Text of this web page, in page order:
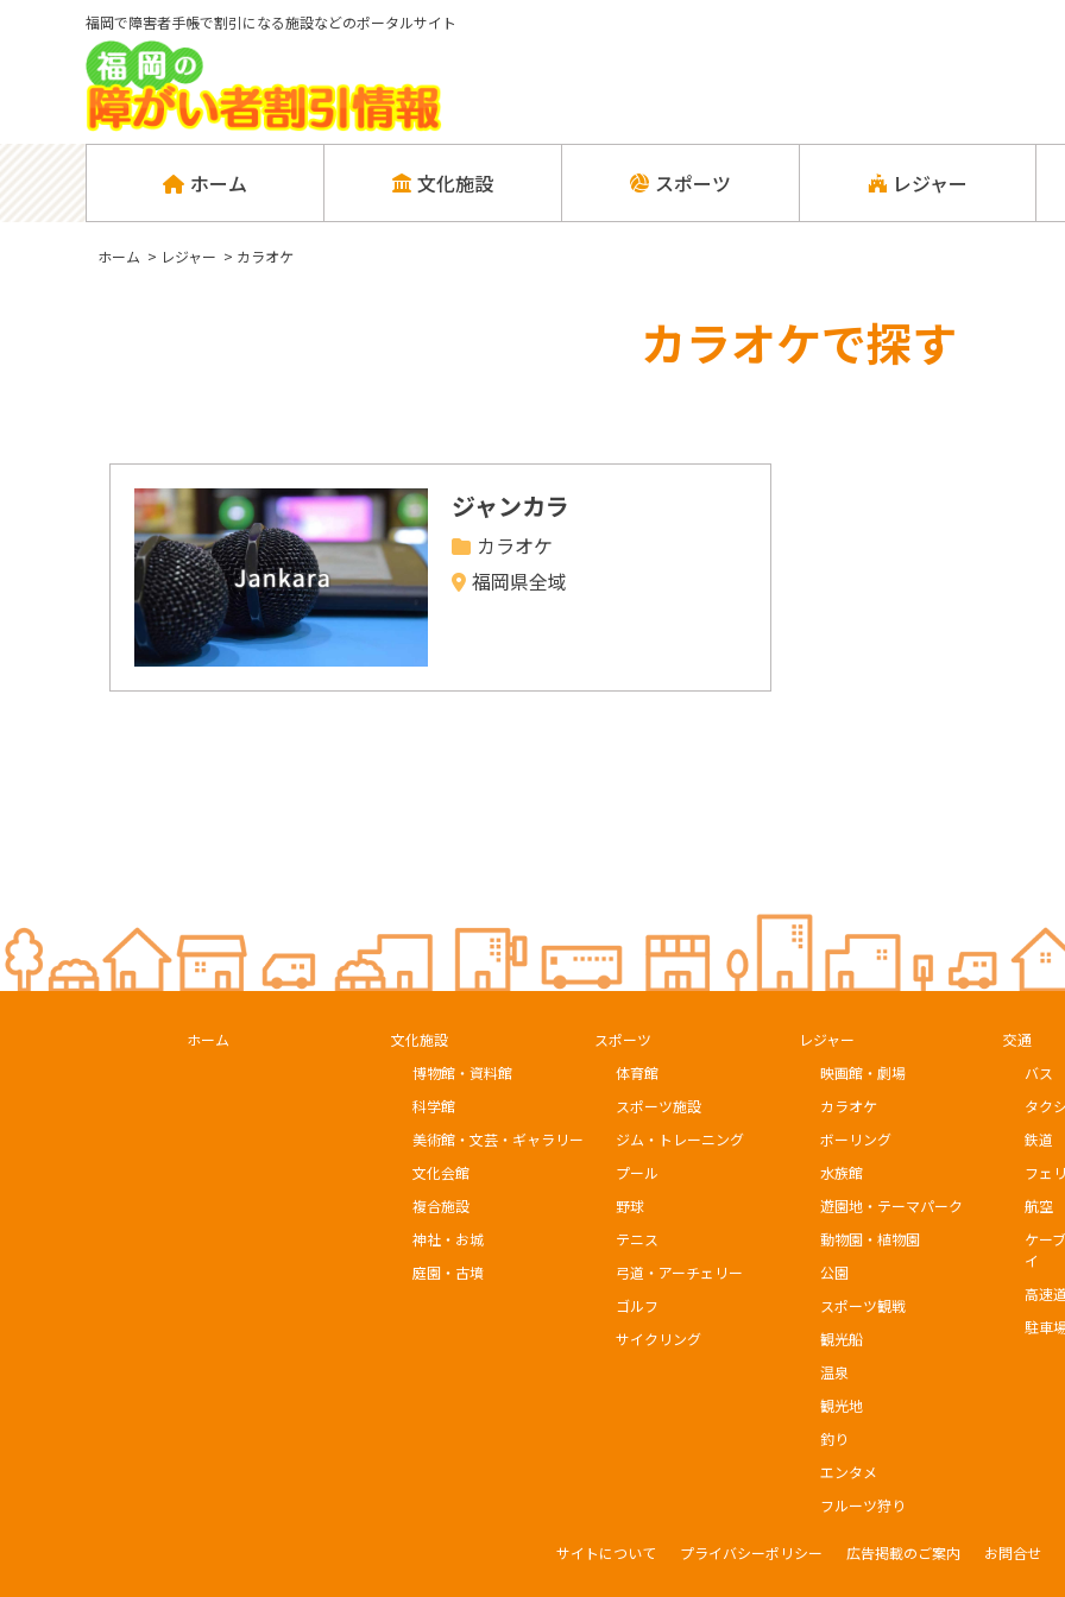
福岡で障害者手帳で割引になる施設などのポータルサイト
ホーム 文化施設 スポーツ レジャー
ホーム > レジャー > カラオケ
カラオケで探す
ジャンカラ
カラオケ
福岡県全域
ホーム
文化施設
博物館・資料館
科学館
美術館・文芸・ギャラリー
文化会館
複合施設
神社・お城
庭園・古墳
スポーツ
体育館
スポーツ施設
ジム・トレーニング
プール
野球
テニス
弓道・アーチェリー
ゴルフ
サイクリング
レジャー
映画館・劇場
カラオケ
ボーリング
水族館
遊園地・テーマパーク
動物園・植物園
公園
スポーツ観戦
観光船
温泉
観光地
釣り
エンタメ
フルーツ狩り
交通
バス
タク
鉄道
フェ
航空
ケー
イ
高速
駐車
サイトについて プライバシーポリシー 広告掲載のご案内 お問合せ